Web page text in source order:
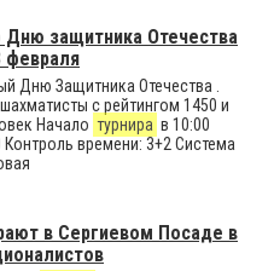
Дню защитника Отечества
февраля
Дню Защитника Отечества .
с рейтингом 1450 и
Начало турнира в 10:00
Контроль времени: 3+2 Система
в Сергиевом Посаде в